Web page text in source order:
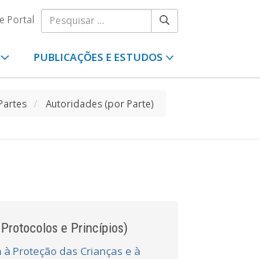
Portal
PUBLICAÇÕES E ESTUDOS
Autoridades (por Parte)
e Princípios)
Proteção das Crianças e à